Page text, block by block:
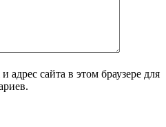
адрес сайта в этом браузере для